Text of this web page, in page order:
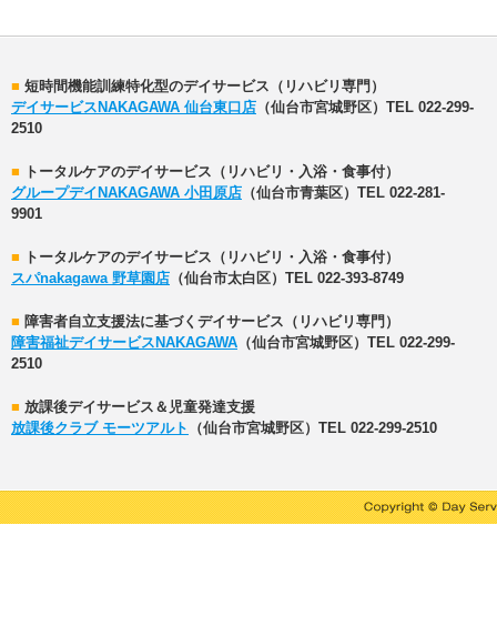
■ 短時間機能訓練特化型のデイサービス（リハビリ専門）
デイサービスNAKAGAWA 仙台東口店 （仙台市宮城野区）TEL 022-299-
2510
■ トータルケアのデイサービス（リハビリ・入浴・食事付）
グループデイNAKAGAWA 小田原店 （仙台市青葉区）TEL 022-281-
9901
■ トータルケアのデイサービス（リハビリ・入浴・食事付）
スパnakagawa 野草園店 （仙台市太白区）TEL 022-393-8749
■ 障害者自立支援法に基づくデイサービス（リハビリ専門）
障害福祉デイサービスNAKAGAWA （仙台市宮城野区）TEL 022-299-
2510
■ 放課後デイサービス＆児童発達支援
放課後クラブ モーツアルト
（仙台市宮城野区）TEL 022-299-2510